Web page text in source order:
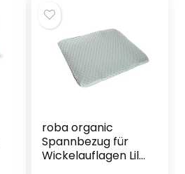
roba organic
Spannbezug für
Wickelauflagen Lil